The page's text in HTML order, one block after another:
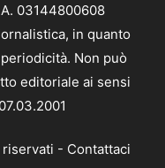
03144800608
in quanto
Non può
editoriale ai sensi
- Contattaci